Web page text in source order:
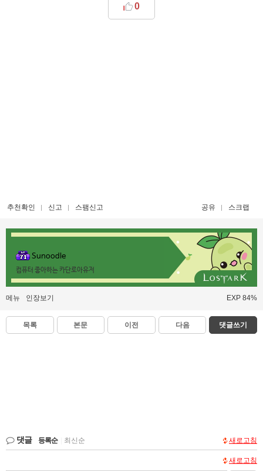
0
추천확인 신고 스팸신고 공유 스크랩
Sunoodle
컴퓨터 좋아하는 카단로아유저
메뉴 인장보기 EXP 84%
목록 본문 이전 다음 댓글쓰기
댓글 등록순 최신순 새로고침
새로고침